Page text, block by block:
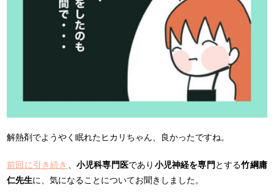
解熱剤でようやく眠れたヒカリちゃん、良かったですね。
前回に引き続き 小児科専門医であり 小児神経を専門 とする竹綱庸
仁先生に、気になることについてお聞きしました。